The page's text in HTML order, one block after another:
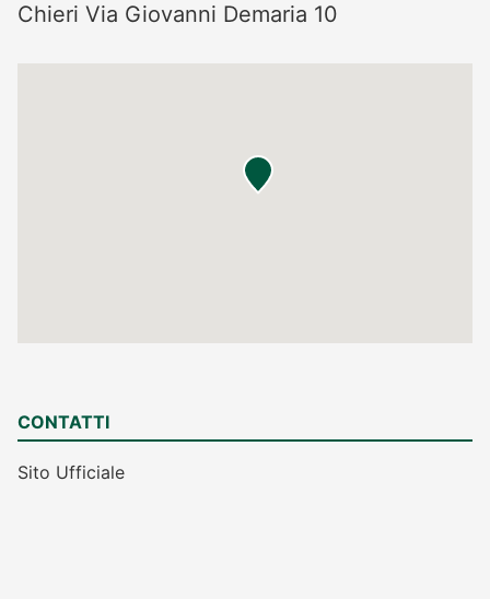
Chieri Via Giovanni Demaria 10
CONTATTI
Sito Ufficiale